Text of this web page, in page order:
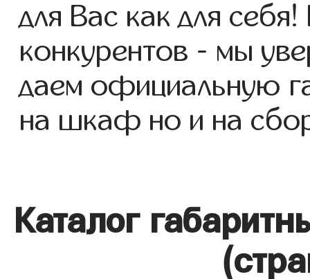
для Вас как для
конкурентов - мы
даем официальную
на шкаф но и на
Каталог